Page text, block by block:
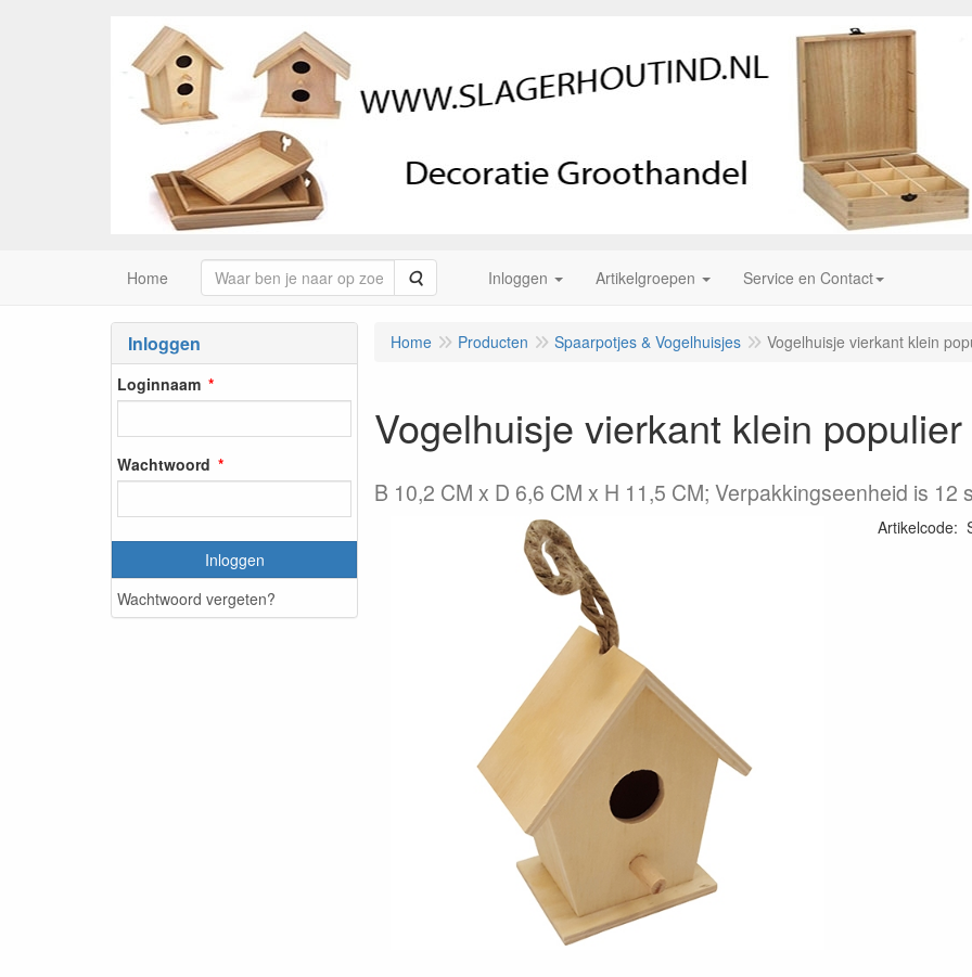
Home Zoeken Inloggen Artikelgroepen Service en Contact
Inloggen
Loginnaam
Wachtwoord
Inloggen
Wachtwoord vergeten?
Home Producten Spaarpotjes & Vogelhuisjes Vogelhuisje vierkant klein
Vogelhuisje vierkant klein
B 10,2 CM x D 6,6 CM x H 11,5 CM; Verpakkingseenheid is 12
Artikelcode: